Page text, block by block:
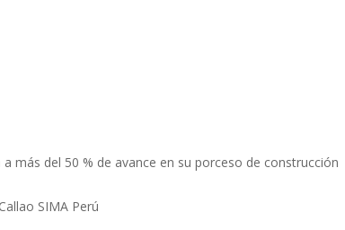
más del 50 % de avance en su porceso de construcción
SIMA Perú